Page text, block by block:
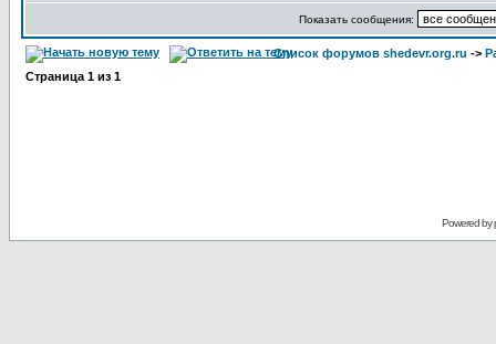
Показать сообщения:
Список форумов shedevr.org.ru ->
Страница 1 из 1
Powered by